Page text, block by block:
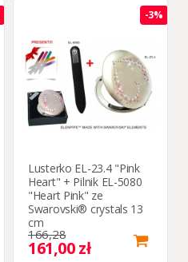
-3%
Lusterko EL-23.4 "Pink
Heart" + Pilnik EL-5080
"Heart Pink" ze
Swarovski® crystals 13
cm
166,28
161,00 zł